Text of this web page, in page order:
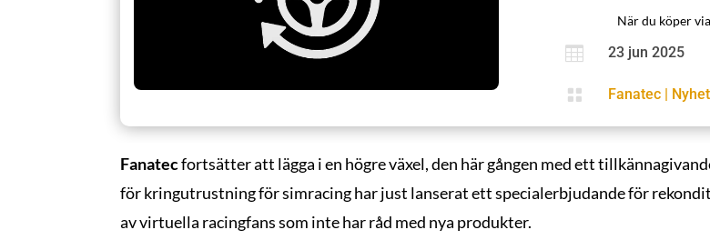
När du köper
 23 jun 2025
 Fanatec |
Fanatecfortsätter att lägga i en högre växel, den här gången med ett
för kringutrustning för simracing har just lanserat ett specialerbjudande för
av virtuella racingfans som inte har råd med nya produkter.